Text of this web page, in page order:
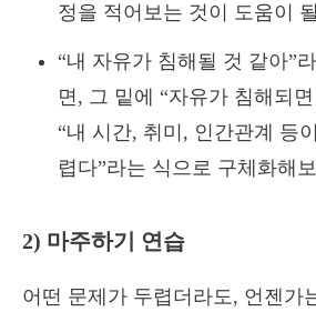
정을 적어보는 것이 도움이
“내 자유가 침해될 것 같아”
면, 그 밑에 “자유가 침해되
“내 시간, 취미, 인간관계 등
렵다”라는 식으로 구체화해
2) 마주하기 연습
어떤 문제가 두렵더라도, 언젠가